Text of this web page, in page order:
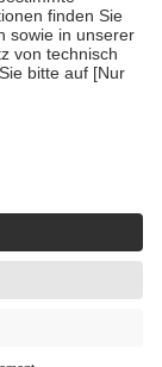
Bewertungen
künstlicher